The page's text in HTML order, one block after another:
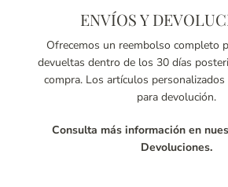
ENVÍOS Y
Ofrecemos un reembolso completo
devueltas dentro de los 30 días
compra. Los artículos
para devolución.
Consulta más información en
Devoluciones.